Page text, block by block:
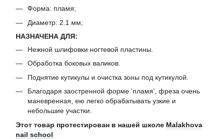
Форма: пламя;
Диаметр: 2.1 мм;
НАЗНАЧЕНА ДЛЯ:
Нежной шлифовки ногтевой пластины.
Обработка боковых валиков.
Поднятие кутикулы и очистка зоны под кутикулой.
Благодаря заостренной форме 'пламя', фреза очень
маневренная, ею легко обрабатывать узкие и
небольшие участки.
Этот товар протестирован в нашей школе Malakhova
nail school